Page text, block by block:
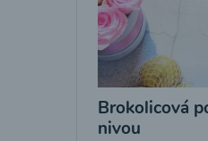
Brokolicová
nivou